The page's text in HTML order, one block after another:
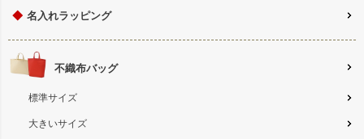
◆ 名入れラッピング
不織布バッグ
標準サイズ
大きいサイズ